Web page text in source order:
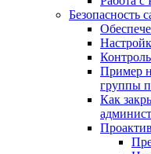
Безопасность
Пример
группы
Как